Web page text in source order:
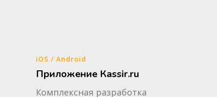
iOS / Android
Приложение Кassir.ru
Комплексная разработка